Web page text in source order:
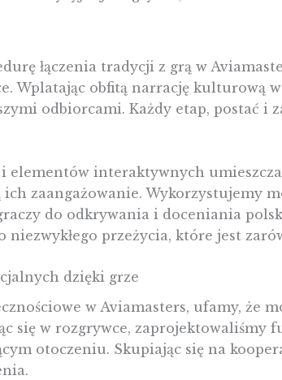
łączenia tradycji z grą w
Wplatając obfitą narrację
odbiorcami. Każdy etap, postać
elementów interaktywnych
ich zaangażowanie. Wykorzystujemy
do odkrywania i doceniania
niezwykłego przeżycia, które jest
dzięki grze
w Aviamasters, ufamy,
się w rozgrywce,
otoczeniu. Skupiając się na